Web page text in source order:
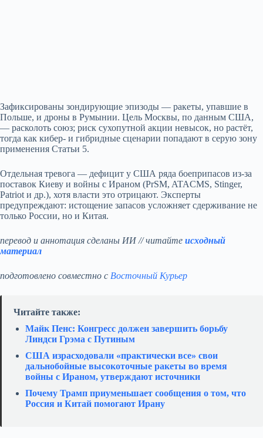
Зафиксированы зондирующие эпизоды — ракеты, упавшие в
Польше, и дроны в Румынии. Цель Москвы, по данным США,
— расколоть союз; риск сухопутной акции невысок, но растёт,
тогда как кибер- и гибридные сценарии попадают в серую зону
применения Статьи 5.
Отдельная тревога — дефицит у США ряда боеприпасов из‑за
поставок Киеву и войны с Ираном (PrSM, ATACMS, Stinger,
Patriot и др.), хотя власти это отрицают. Эксперты
предупреждают: истощение запасов усложняет сдерживание не
только России, но и Китая.
перевод и аннотация сделаны ИИ // читайте исходный
материал
подготовлено совместно с Восточный Курьер
Читайте также:
Майк Пенс: Конгресс должен завершить борьбу
Линдси Грэма с Путиным
США израсходовали «практически все» свои
дальнобойные высокоточные ракеты во время
войны с Ираном, утверждают источники
Почему Трамп приуменьшает сообщения о том, что
Россия и Китай помогают Ирану